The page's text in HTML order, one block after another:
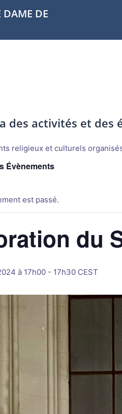
DAME DE
des activités et des
religieux et culturels
Évènements
est passé.
du
à 17h00 - 17h30 CEST